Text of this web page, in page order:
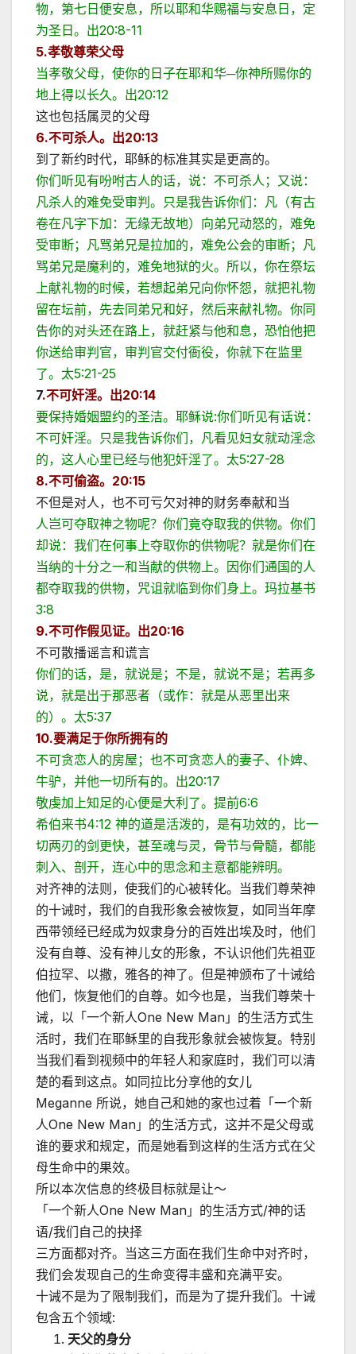
物，第七日便安息，所以耶和华赐福与安息日，定
为圣日。出20:8-11
5.孝敬尊荣父母
当孝敬父母，使你的日子在耶和华─你神所赐你的
地上得以长久。出20:12
这也包括属灵的父母
6.不可杀人。出20:13
到了新约时代，耶稣的标准其实是更高的。
你们听见有吩咐古人的话，说：不可杀人；又说：
凡杀人的难免受审判。只是我告诉你们：凡（有古
卷在凡字下加：无缘无故地）向弟兄动怒的，难免
受审断；凡骂弟兄是拉加的，难免公会的审断；凡
骂弟兄是魔利的，难免地狱的火。所以，你在祭坛
上献礼物的时候，若想起弟兄向你怀怨，就把礼物
留在坛前，先去同弟兄和好，然后来献礼物。你同
告你的对头还在路上，就赶紧与他和息，恐怕他把
你送给审判官，审判官交付衙役，你就下在监里
了。太5:21-25
7.不可奸淫。出20:14
要保持婚姻盟约的圣洁。耶稣说:你们听见有话说：
不可奸淫。只是我告诉你们，凡看见妇女就动淫念
的，这人心里已经与他犯奸淫了。太5:27-28
8.不可偷盗。 20:15
不但是对人，也不可亏欠对神的财务奉献和当
人岂可夺取神之物呢？你们竟夺取我的供物。你们
却说：我们在何事上夺取你的供物呢？就是你们在
当纳的十分之一和当献的供物上。因你们通国的人
都夺取我的供物，咒诅就临到你们身上。玛拉基书
3:8
9.不可作假见证。出20:16
不可散播谣言和谎言
你们的话，是，就说是；不是，就说不是；若再多
说，就是出于那恶者（或作：就是从恶里出来
的）。太5:37
10.要满足于你所拥有的
不可贪恋人的房屋；也不可贪恋人的妻子、仆婢、
牛驴，并他一切所有的。出20:17
敬虔加上知足的心便是大利了。提前6:6
希伯来书4:12 神的道是活泼的，是有功效的，比一
切两刃的剑更快，甚至魂与灵，骨节与骨髓，都能
刺入、剖开，连心中的思念和主意都能辨明。
对齐神的法则，使我们的心被转化。当我们尊荣神
的十诫时，我们的自我形象会被恢复，如同当年摩
西带领经已经成为奴隶身分的百姓出埃及时，他们
没有自尊、没有神儿女的形象，不认识他们先祖亚
伯拉罕、以撒，雅各的神了。但是神颁布了十诫给
他们，恢复他们的自尊。如今也是，当我们尊荣十
诫，以「一个新人One New Man」的生活方式生
活时，我们在耶稣里的自我形象就会被恢复。特别
当我们看到视频中的年轻人和家庭时，我们可以清
楚的看到这点。如同拉比分享他的女儿
Meganne 所说，她自己和她的家也过着「一个新
人One New Man」的生活方式，这并不是父母或
谁的要求和规定，而是她看到这样的生活方式在父
母生命中的果效。
所以本次信息的终极目标就是让～
「一个新人One New Man」的生活方式/神的话
语/我们自己的抉择
三方面都对齐。当这三方面在我们生命中对齐时，
我们会发现自己的生命变得丰盛和充满平安。
十诫不是为了限制我们，而是为了提升我们。十诫
包含五个领域:
天父的身分